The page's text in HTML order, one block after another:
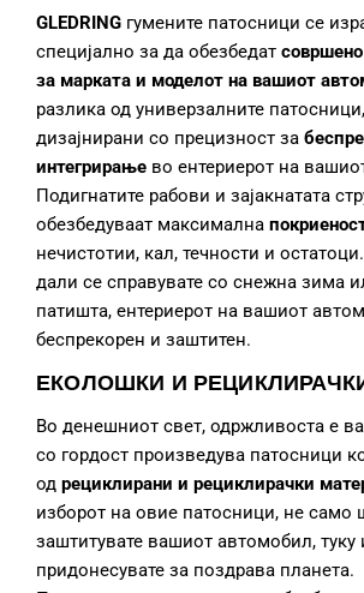
GLEDRING гумените патосници се
специјално за да обезбедат
за марката и моделот на вашиот
разлика од универзалните
дизајнирани со прецизност за
интегрирање во ентериерот на
Подигнатите рабови и зајакнатата
обезбедуваат максимална
нечистотии, кал, течности и
дали се справувате со снежна зима
патишта, ентериерот на вашиот
беспрекорен и заштитен.
ЕКОЛОШКИ И
Во денешниот свет, одржливоста е
со гордост произведува патосници
од рециклирани и рециклирачки
изборот на овие патосници, не само
заштитувате вашиот автомобил, туку
придонесувате за поздрава планета.